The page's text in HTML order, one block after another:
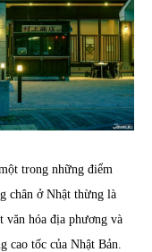
trong những điểm
chân ở Nhật thừng là
văn hóa địa phương và
cao tốc của Nhật Bản.